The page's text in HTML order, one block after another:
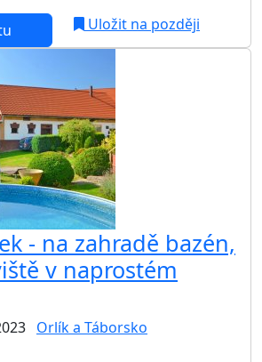
Uložit na později
- na zahradě bazén,
v naprostém
Orlík a Táborsko